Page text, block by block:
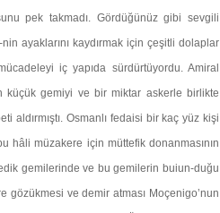
pek takmadı. Gördüğünüz gibi sevgili
ayaklarını kaydırmak için çeşitli dolaplar
iç yapıda sürdürtüyordu. Amiral
küçük gemiyi ve bir miktar askerle birlikte
aldırmıştı. Osmanlı fedaisi bir kaç yüz kişi
hâli müzakere için müttefik donanmasının
gemilerinde ve bu gemilerin buiun-duğu
gözükmesi ve demir atması Moçenigo’nun